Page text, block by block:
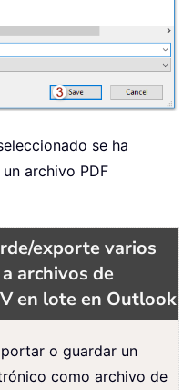
se ha
archivo PDF
exporte varios
archivos de
en lote en Outlook
o guardar un
como archivo de